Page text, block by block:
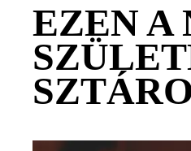
EZEN A